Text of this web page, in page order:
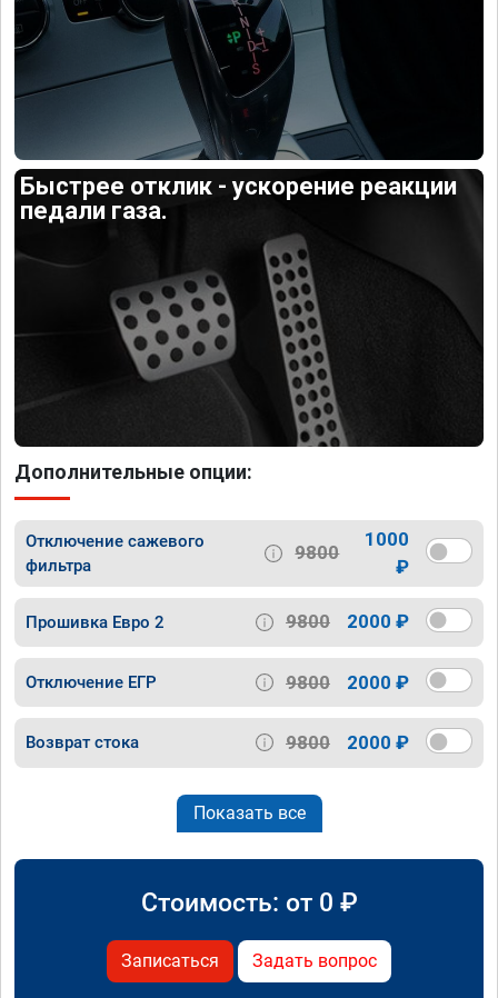
Быстрее отклик - ускорение реакции
педали газа.
Дополнительные опции:
Отключение сажевого
фильтра
9800
1000
₽
Прошивка Евро 2 9800 2000 ₽
Отключение ЕГР 9800 2000 ₽
Возврат стока 9800 2000 ₽
Показать все
Стоимость: от 0 ₽
Записаться Задать вопрос